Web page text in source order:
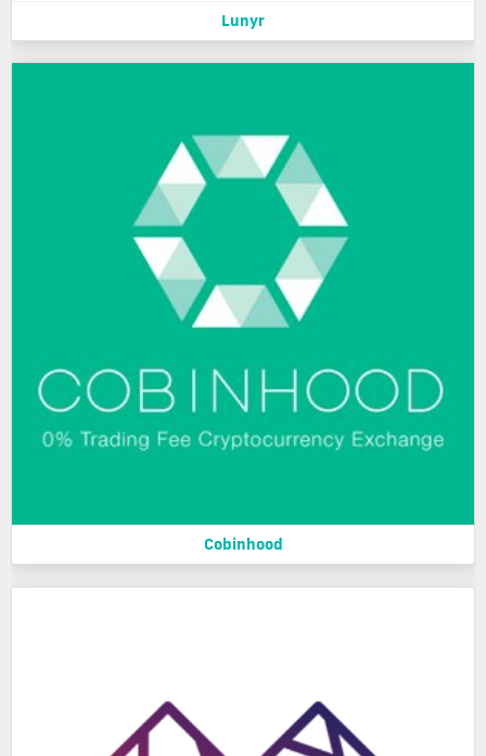
Lunyr
Cobinhood